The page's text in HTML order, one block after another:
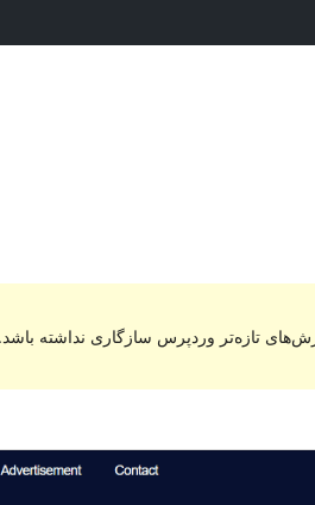
تازه‌تر وردپرس سازگاری نداشته باشد.
پوسته تجاری